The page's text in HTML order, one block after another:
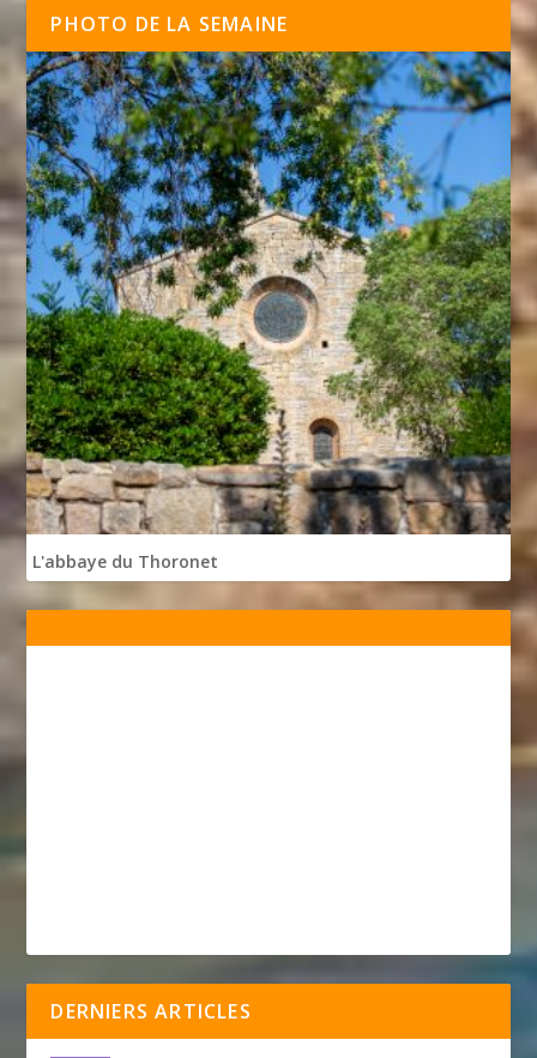
PHOTO DE LA SEMAINE
L'abbaye du Thoronet
DERNIERS ARTICLES